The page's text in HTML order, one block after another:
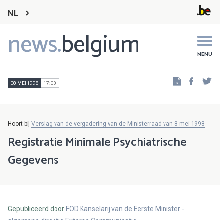
NL
news.belgium MENU
Main
navigation
08 MEI 1998 17:00
Hoort bij Verslag van de vergadering van de Ministerraad van 8 mei 1998
Registratie Minimale Psychiatrische
Gegevens
Gepubliceerd door FOD Kanselarij van de Eerste Minister -